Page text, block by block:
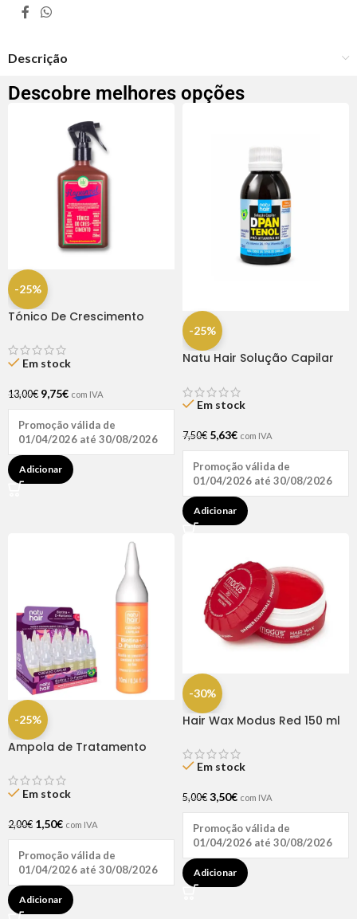
Descrição
Descobre melhores opções
-25%
Tónico De Crescimento
Em stock
13,00€ 9,75€ com IVA
Promoção válida de
01/04/2026 até 30/08/2026
Adicionar
-25%
Natu Hair Solução Capilar
Em stock
7,50€ 5,63€ com IVA
Promoção válida de
01/04/2026 até 30/08/2026
Adicionar
-25%
Ampola de Tratamento
Hair (1 UNIDADE)
Em stock
2,00€ 1,50€ com IVA
Promoção válida de
01/04/2026 até 30/08/2026
Adicionar
-30%
Hair Wax Modus Red 150 ml
Em stock
5,00€ 3,50€ com IVA
Promoção válida de
01/04/2026 até 30/08/2026
Adicionar